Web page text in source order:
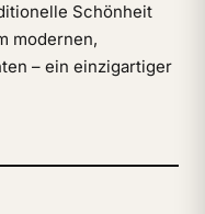
Schönheit
modernen,
– ein einzigartiger